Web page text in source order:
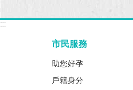
:::
市民服務
助您好孕
戶籍身分